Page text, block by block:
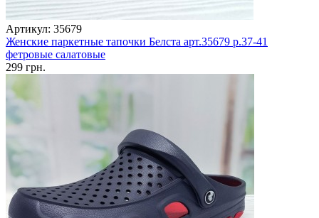
Артикул: 35679
Женские паркетные тапочки Белста арт.35679 р.37-41
фетровые салатовые
299 грн.